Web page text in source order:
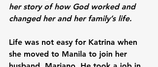
her story of how God worked and
changed her and her family’s life.
Life was not easy for Katrina when
she moved to Manila to join her